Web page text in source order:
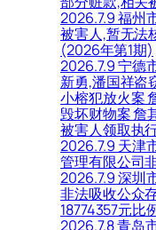
2026.7.9 福州
被害人,暂无法
(2026年第1期)
2026.7.9 宁德
新勇,潘国祥盗
小榕犯放火案
毁坏财物案 詹
被害人领取执
2026.7.9 天津
管理有限公司
2026.7.9 深圳
非法吸收公众
18774357元比
2026.7.8 青岛